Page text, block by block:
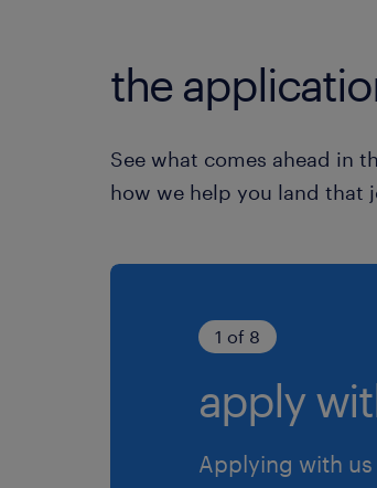
the
See what comes ahead in
how we help you land that
1 of 8
apply
Applying with us